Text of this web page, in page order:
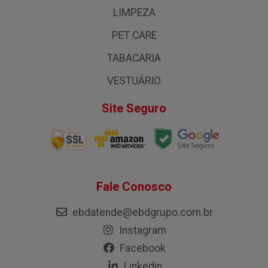
LIMPEZA
PET CARE
TABACARIA
VESTUÁRIO
Site Seguro
Fale Conosco
ebdatende@ebdgrupo.com.br
Instagram
Facebook